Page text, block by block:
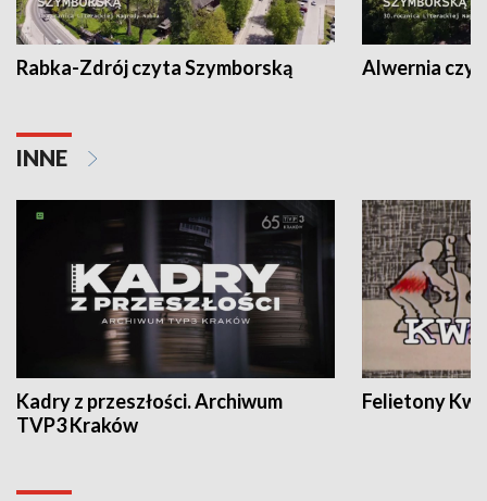
Rabka-Zdrój czyta Szymborską Alwernia
INNE
Kadry z przeszłości. Archiwum
TVP3 Kraków
Felietony